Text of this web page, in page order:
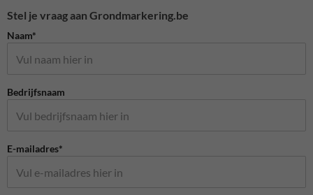
Stel je vraag aan Grondmarkering.be
Naam*
Bedrijfsnaam
E-mailadres*